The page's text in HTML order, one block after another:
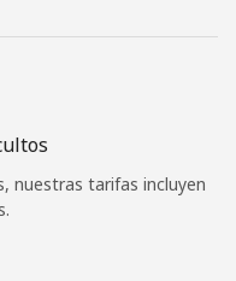
nuestras tarifas incluyen